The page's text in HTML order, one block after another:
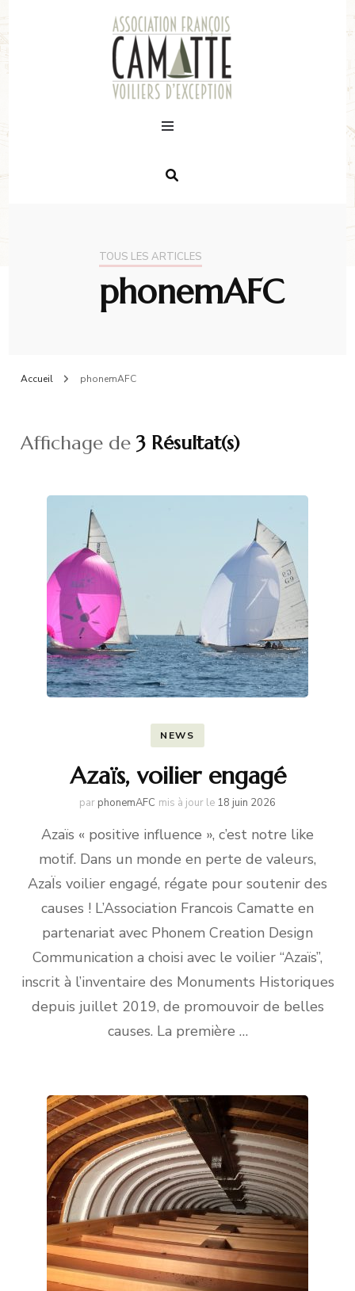
TOUS LES ARTICLES
phonemAFC
Accueil phonemAFC
Affichage de3 Résultat(s)
NEWS
Azaïs, voilier engagé
par phonemAFC mis à jour le 18 juin 2026
Azaïs « positive influence », c’est notre like
motif. Dans un monde en perte de valeurs,
AzaÏs voilier engagé, régate pour soutenir des
causes ! L’Association Francois Camatte en
partenariat avec Phonem Creation Design
Communication a choisi avec le voilier “Azaïs”,
inscrit à l’inventaire des Monuments Historiques
depuis juillet 2019, de promouvoir de belles
causes. La première …